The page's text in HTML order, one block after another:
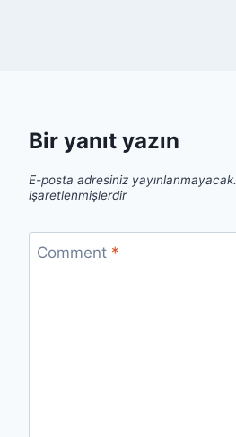
Bir yanıt yazın
E-posta adresiniz yayınlanmayacak.
işaretlenmişlerdir
Comment *